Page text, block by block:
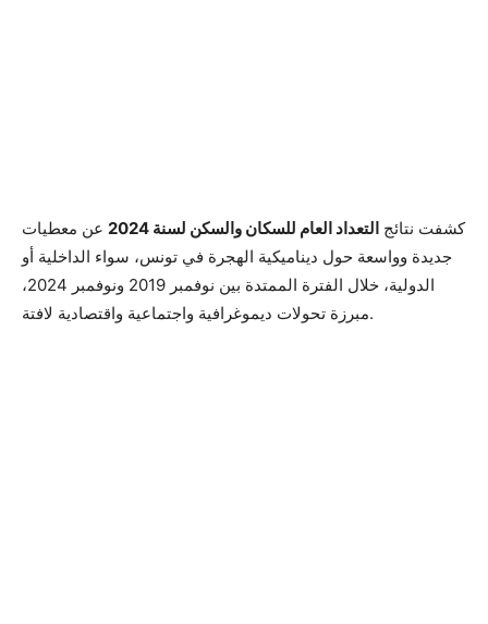
كشفت نتائج التعداد العام للسكان والسكن لسنة 2024
عن معطيات
جديدة وواسعة حول ديناميكية الهجرة في تونس، سواء الداخلية أو
الدولية، خلال الفترة الممتدة بين نوفمبر 2019 ونوفمبر 2024،
مبرزة تحولات ديموغرافية واجتماعية واقتصادية لافتة.